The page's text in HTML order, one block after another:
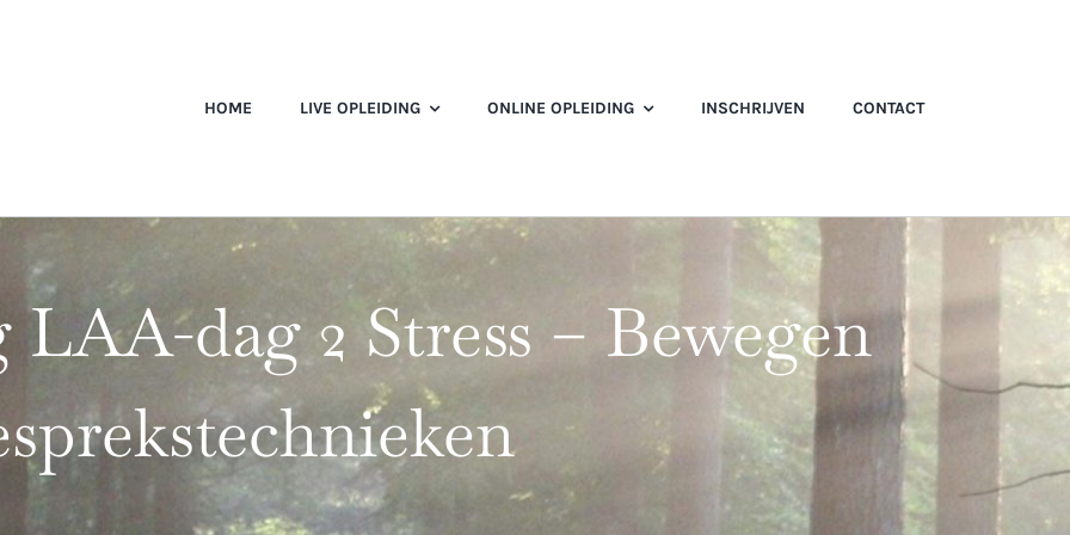
HOME LIVE OPLEIDING ONLINE OPLEIDING INSCHRIJVEN CONTACT
dag 2 Stress – Bewegen